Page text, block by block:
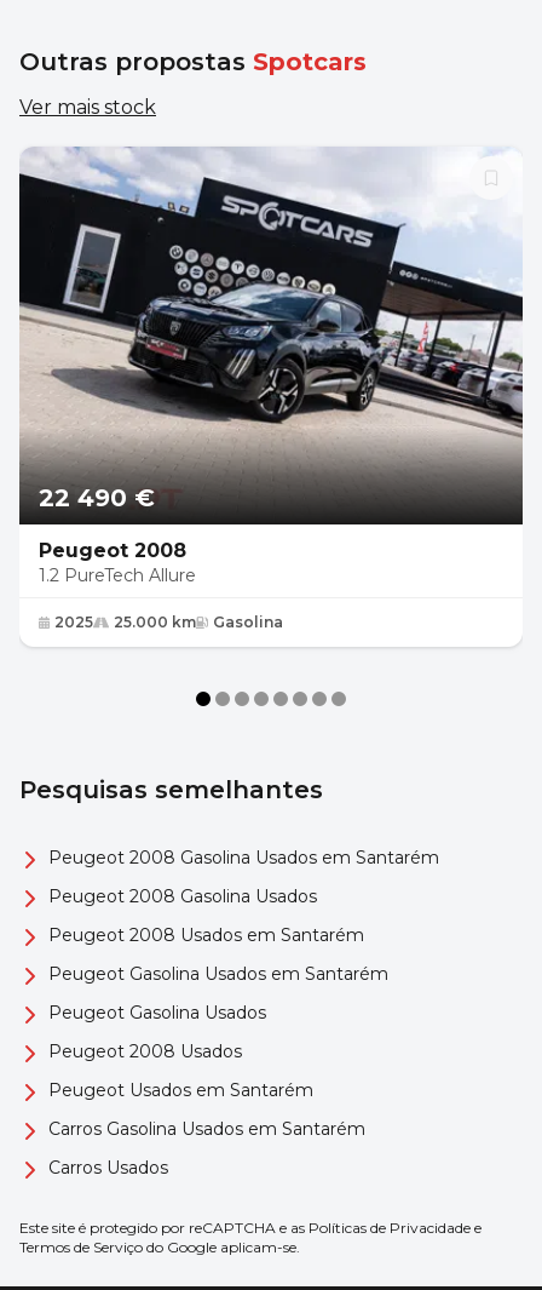
Outras propostas Spotcars
Ver mais stock
22 490 €
Peugeot 2008
1.2 PureTech Allure
2025 25.000 km Gasolina
Pesquisas semelhantes
Peugeot 2008 Gasolina Usados em Santarém
Peugeot 2008 Gasolina Usados
Peugeot 2008 Usados em Santarém
Peugeot Gasolina Usados em Santarém
Peugeot Gasolina Usados
Peugeot 2008 Usados
Peugeot Usados em Santarém
Carros Gasolina Usados em Santarém
Carros Usados
Este site é protegido por reCAPTCHA e as Políticas de Privacidade e
Termos de Serviço do Google aplicam-se.